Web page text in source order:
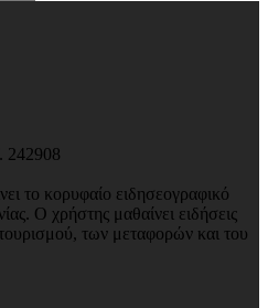
242908
το κορυφαίο ειδησεογραφικό
Ο χρήστης μαθαίνει ειδήσεις
των μεταφορών και του